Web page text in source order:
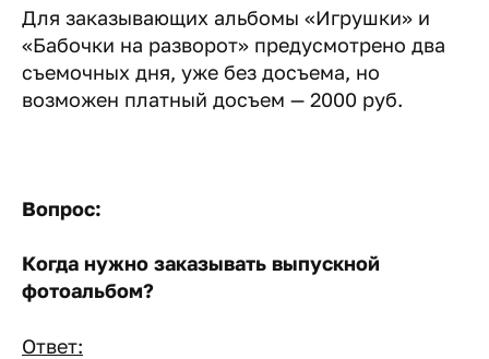
Для заказывающих альбомы «Игрушки» и
«Бабочки на разворот» предусмотрено два
съемочных дня, уже без досъема, но
возможен платный досъем — 2000 руб.
Вопрос:
Когда нужно заказывать выпускной
фотоальбом?
Ответ: